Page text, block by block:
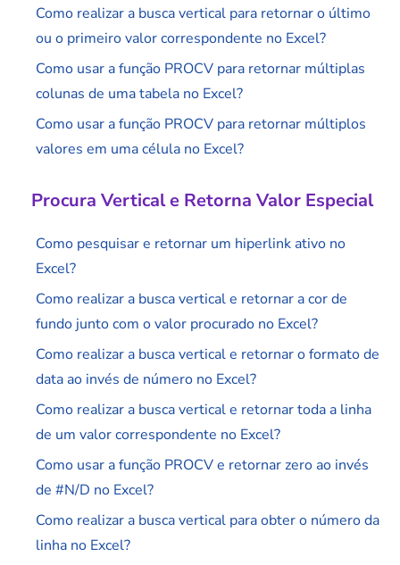
Como realizar a busca vertical para retornar o último
ou o primeiro valor correspondente no Excel?
Como usar a função PROCV para retornar múltiplas
colunas de uma tabela no Excel?
Como usar a função PROCV para retornar múltiplos
valores em uma célula no Excel?
Procura Vertical e Retorna Valor Especial
Como pesquisar e retornar um hiperlink ativo no
Excel?
Como realizar a busca vertical e retornar a cor de
fundo junto com o valor procurado no Excel?
Como realizar a busca vertical e retornar o formato de
data ao invés de número no Excel?
Como realizar a busca vertical e retornar toda a linha
de um valor correspondente no Excel?
Como usar a função PROCV e retornar zero ao invés
de #N/D no Excel?
Como realizar a busca vertical para obter o número da
linha no Excel?